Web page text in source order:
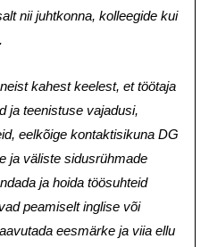
nii juhtkonna, kolleegide kui
kahest keelest, et töötaja
ja teenistuse vajadusi,
eelkõige kontaktisikuna DG
ja väliste sidusrühmade
ja hoida töösuhteid
peamiselt inglise või
eesmärke ja viia ellu